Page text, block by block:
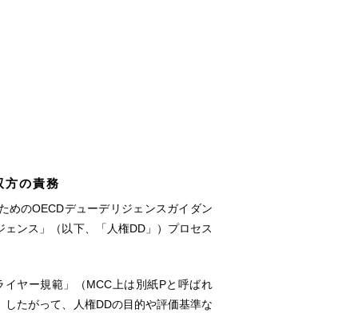
方の責務
のOECDデューデリジェンスガイダン
ンス」（以下、「人権DD」）プロセス
ヤー規範」（MCC上は別紙Pと呼ばれ
たがって、人権DDの目的や評価基準な